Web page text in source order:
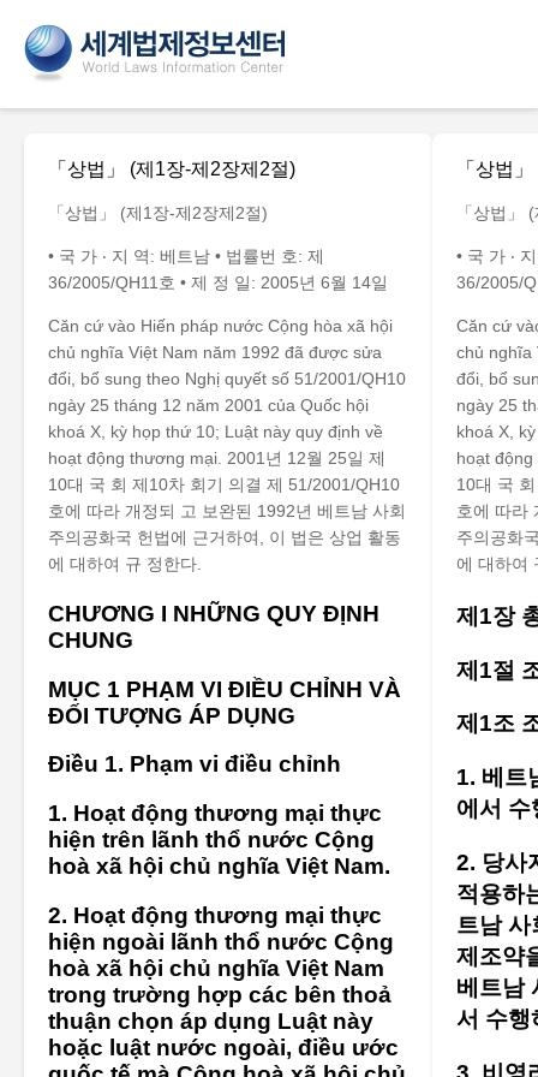
「상법」 (제1장-제2장제2절)
「상법」 (제1장-제2장제2절)
• 국 가 ‧ 지 역: 베트남 • 법률번 호: 제
36/2005/QH11호 • 제 정 일: 2005년 6월 14일
Căn cứ vào Hiến pháp nước Cộng hòa xã hội
chủ nghĩa Việt Nam năm 1992 đã được sửa
đổi, bổ sung theo Nghị quyết số 51/2001/QH10
ngày 25 tháng 12 năm 2001 của Quốc hội
khoá X, kỳ họp thứ 10; Luật này quy định về
hoạt động thương mại. 2001년 12월 25일 제
10대 국 회 제10차 회기 의결 제 51/2001/QH10
호에 따라 개정되 고 보완된 1992년 베트남 사회
주의공화국 헌법에 근거하여, 이 법은 상업 활동
에 대하여 규 정한다.
CHƯƠNG I NHỮNG QUY ĐỊNH
CHUNG
MỤC 1 PHẠM VI ĐIỀU CHỈNH VÀ
ĐỐI TƯỢNG ÁP DỤNG
Điều 1. Phạm vi điều chỉnh
1. Hoạt động thương mại thực
hiện trên lãnh thổ nước Cộng
hoà xã hội chủ nghĩa Việt Nam.
2. Hoạt động thương mại thực
hiện ngoài lãnh thổ nước Cộng
hoà xã hội chủ nghĩa Việt Nam
trong trường hợp các bên thoả
thuận chọn áp dụng Luật này
hoặc luật nước ngoài, điều ước
「상법
「상법」
• 국 가 ‧
36/2005/
Căn cứ
chủ nghĩa
đổi, bổ
ngày 25
khoá X,
hoạt
10대 국
호에 따라
주의공화
에 대하여
제1장
제1절
제1조
1. 베트
에서 수
2. 당사
적용하
트남 사
제조약
베트남
서 수행